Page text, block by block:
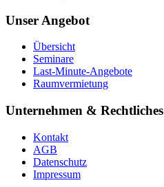
Unser Angebot
Übersicht
Seminare
Last-Minute-Angebote
Raumvermietung
Unternehmen & Rechtliches
Kontakt
AGB
Datenschutz
Impressum